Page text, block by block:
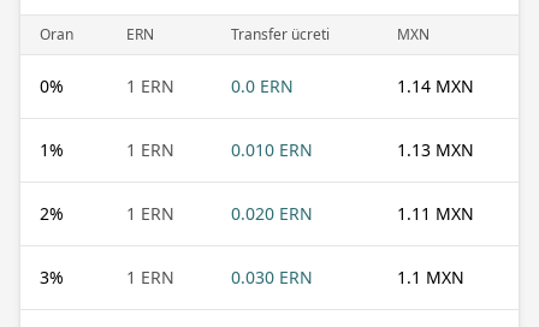
Oran ERN Transfer ücreti MXN
0% 1 ERN 0.0 ERN 1.14 MXN
1% 1 ERN 0.010 ERN 1.13 MXN
2% 1 ERN 0.020 ERN 1.11 MXN
3% 1 ERN 0.030 ERN 1.1 MXN